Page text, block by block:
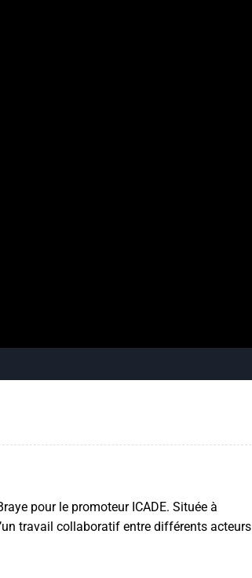
pour le promoteur ICADE. Située à
travail collaboratif entre différents acteurs